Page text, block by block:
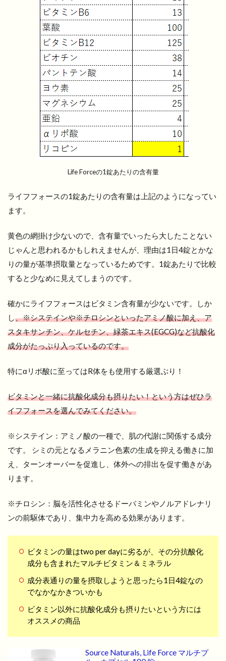
Life Forceの1錠あたりの含有量
ライフフォースの1錠あたりの含有量は上記のようになってい
ます。
黄色の網掛け少ないので、含有量でいったら大したことない
じゃんと思われるかもしれえませんが、理由は1日4錠とかな
りの量が基準摂取量となっているためです。1錠あたりで比較
すると少なめに見えてしまうのです。
確かにライフフォースはビタミン含有量が少ないです。しか
し、※システインや※チロシンといったアミノ酸に加え、ア
スタキサンチン、ケルセチン、緑茶エキス(EGCG)など抗酸化
成分がたっぷり入っているのです。
特にαリポ酸に至ってはR体をも使用する厳選ぶり！
ビタミンと一緒に抗酸化成分も摂りたい！という方はぜひラ
イフフォースを選んでみてください。
※システイン：アミノ酸の一種で、肌の代謝に関係する成分
です。 シミの元となるメラニン色素の生成を抑える働きに加
え、ターンオーバーを促進し、体外への排出を促す働きがあ
ります。
※チロシン：脳を活性化させるドーパミンやノルアドレナリ
ンの前駆体であり、集中力を高める効果があります。
ビタミンの量はtwo per dayに劣るが、その分抗酸化
成分も含まれたマルチビタミン＆ミネラル
成分表通りの量を摂取しようと思ったら1日4錠なの
でなかなかきついかも
ビタミン以外に抗酸化成分も摂りたいという方には
オススメの商品
Source Naturals, Life Force マルチプ